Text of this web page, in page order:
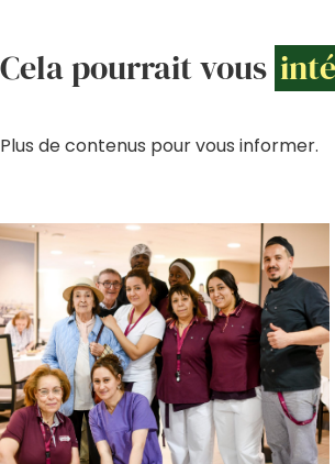
Cela pourrait vous
Plus de contenus pour vous informer.